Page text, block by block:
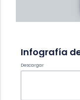
Descargar